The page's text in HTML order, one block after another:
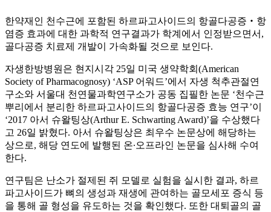
한약재인 천수근에 포함된 하르파고사이드의 항골다공증‧항
염증 효과에 대한 과학적 연구결과가 학계에서 인정받으면서,
골다공증 치료제 개발이 가속화될 것으로 보인다.
자생한방병원은 현지시각 25일 미국 생약학회(American
Society of Pharmacognosy) ‘ASP 어워드’에서 자생 척추관절연
구소와 서울대 천연물과학연구소가 공동 집필한 논문 ‘천수근
뿌리에서 분리한 하르파고사이드의 항골다공증 효능 연구’이
‘2017 아서 슈왈팅상(Arthur E. Schwarting Award)’을 수상했다
고 26일 밝혔다. 아서 슈왈팅상은 최우수 논문상에 해당하는
상으로, 해당 연도에 발행된 온∙오프라인 논문을 심사해 수여
한다.
연구팀은 난소가 절제된 쥐 모델로 실험을 실시한 결과, 하르
파고사이드가 뼈의 생성과 재생에 관여하는 골모세포 증식 등
을 통해 골 형성을 유도하는 것을 확인했다. 또한 대퇴골의 골